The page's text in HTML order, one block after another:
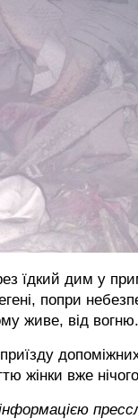
їдкий дим у
попри
живе, від вогню.
жінки вже